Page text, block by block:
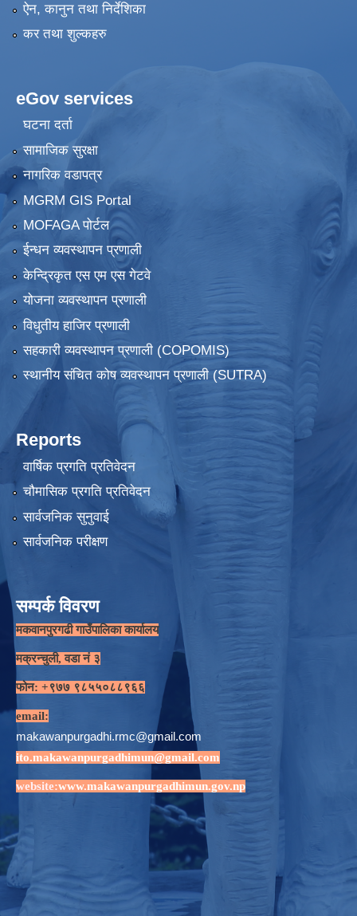
ऐन, कानुन तथा निर्देशिका
कर तथा शुल्कहरु
eGov services
घटना दर्ता
सामाजिक सुरक्षा
नागरिक वडापत्र
MGRM GIS Portal
MOFAGA पोर्टल
ईन्धन व्यवस्थापन प्रणाली
केन्द्रिकृत एस एम एस गेटवे
योजना व्यवस्थापन प्रणाली
विधुतीय हाजिर प्रणाली
सहकारी व्यवस्थापन प्रणाली (COPOMIS)
स्थानीय संचित कोष व्यवस्थापन प्रणाली (SUTRA)
Reports
वार्षिक प्रगति प्रतिवेदन
चौमासिक प्रगति प्रतिवेदन
सार्वजनिक सुनुवाई
सार्वजनिक परीक्षण
सम्पर्क विवरण
मकवानपुरगढी गाउँपालिका कार्यालय
मक्रन्चुली, वडा नं ३
फोन: +९७७ ९८५५०८८९६६
email:
makawanpurgadhi.rmc@gmail.com
ito.makawanpurgadhimun@gmail.com
website:www.makawanpurgadhimun.gov.np